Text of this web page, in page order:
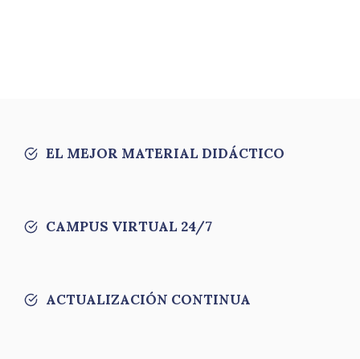
EL MEJOR MATERIAL DIDÁCTICO
CAMPUS VIRTUAL 24/7
ACTUALIZACIÓN CONTINUA